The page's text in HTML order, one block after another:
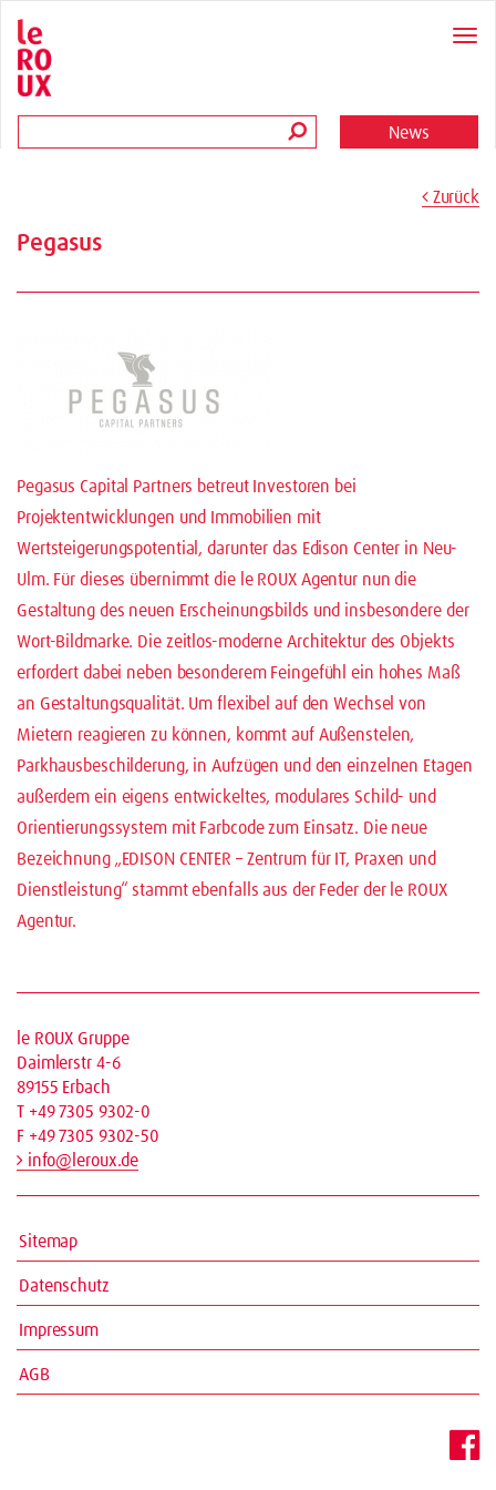
News
Zurück
Pegasus
Pegasus Capital Partners betreut Investoren bei
Projektentwicklungen und Immobilien mit
Wertsteigerungspotential, darunter das Edison Center in Neu-
Ulm. Für dieses übernimmt die le ROUX Agentur nun die
Gestaltung des neuen Erscheinungsbilds und insbesondere der
Wort-Bildmarke. Die zeitlos-moderne Architektur des Objekts
erfordert dabei neben besonderem Feingefühl ein hohes Maß
an Gestaltungsqualität. Um flexibel auf den Wechsel von
Mietern reagieren zu können, kommt auf Außenstelen,
Parkhausbeschilderung, in Aufzügen und den einzelnen Etagen
außerdem ein eigens entwickeltes, modulares Schild- und
Orientierungssystem mit Farbcode zum Einsatz. Die neue
Bezeichnung „EDISON CENTER – Zentrum für IT, Praxen und
Dienstleistung“ stammt ebenfalls aus der Feder der le ROUX
Agentur.
le ROUX Gruppe
Daimlerstr 4-6
89155 Erbach
T +49 7305 9302-0
F +49 7305 9302-50
info@leroux.de
Sitemap
Datenschutz
Impressum
AGB